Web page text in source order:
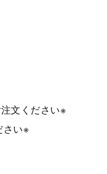
文ください※
さい※